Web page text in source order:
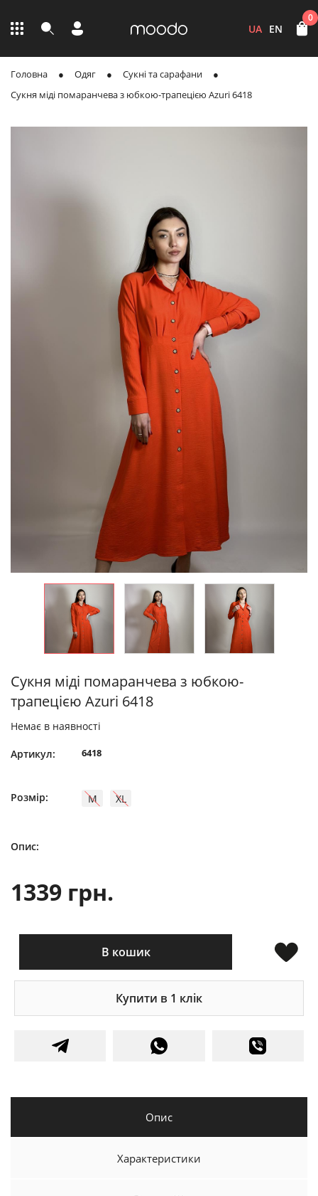
UA EN
0
Головна Одяг
Сукні та сарафани
Сукня міді помаранчева з юбкою-трапецією Azuri 6418
Сукня міді помаранчева з юбкою-
трапецією Azuri 6418
Немає в наявності
Артикул: 6418
Розмір: M XL
Опис:
1339 грн.
В кошик
Купити в 1 клік
Опис
Характеристики